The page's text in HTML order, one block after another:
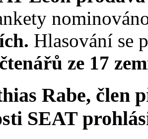
Hlasování se
ze 17
Rabe, člen
SEAT